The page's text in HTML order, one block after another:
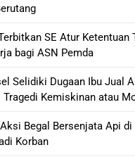
SE Atur Ketentuan
bagi ASN Pemda
Selidiki Dugaan Ibu Jual
Tragedi Kemiskinan atau
Begal Bersenjata Api di
Korban